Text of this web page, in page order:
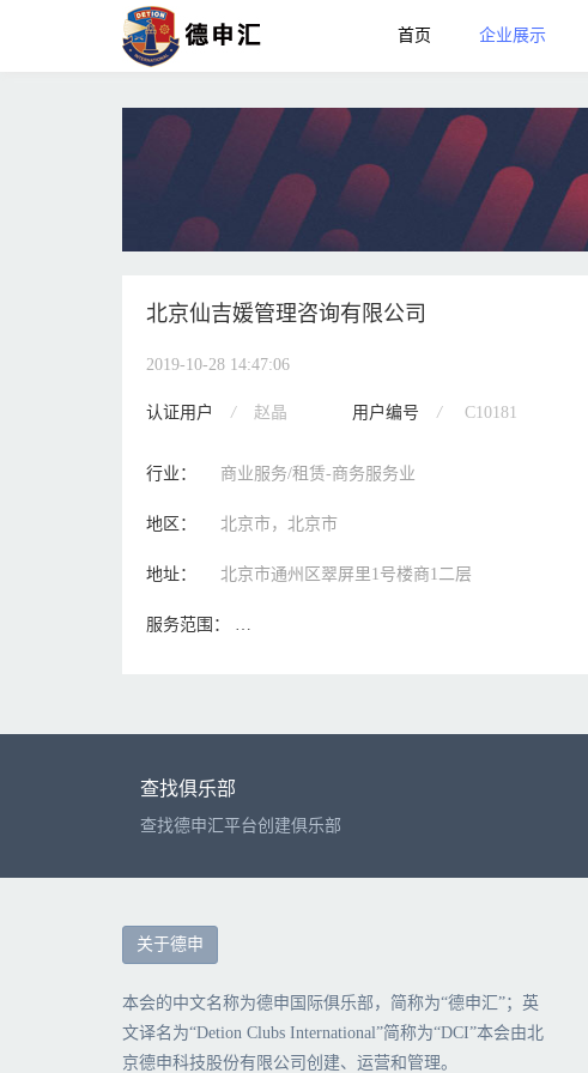
首页 企业展示
北京仙吉媛管理咨询有限公司
2019-10-28 14:47:06
认证用户 / 赵晶 用户编号 / C10181
行业： 商业服务/租赁-商务服务业
地区： 北京市，北京市
地址： 北京市通州区翠屏里1号楼商1二层
服务范围：
查找俱乐部
查找德申汇平台创建俱乐部
关于德申
本会的中文名称为德申国际俱乐部，简称为“德申汇”；英
文译名为“Detion Clubs International”简称为“DCI”本会由北
京德申科技股份有限公司创建、运营和管理。